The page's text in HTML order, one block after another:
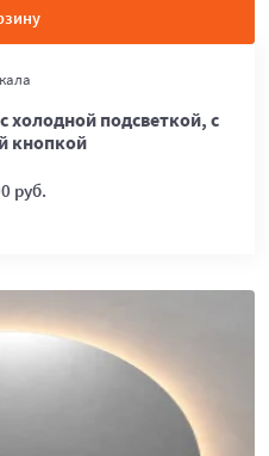
холодной подсветкой, с
кнопкой
руб.